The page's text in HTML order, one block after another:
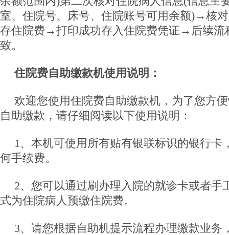
室、住院号、床号、住院账号可用余额)→核
存住院费→打印成功存入住院费凭证→后续流
致。
住院费自助缴款机使用说明：
欢迎您使用住院费自助缴款机，为了您方
自助缴款，请仔细阅读以下使用说明：
1、本机可使用所有贴有银联标识的银行卡
何手续费。
2、您可以通过刷办理入院的就诊卡或者手
式为住院病人预缴住院费。
3、请您根据自助机提示流程办理缴款业务